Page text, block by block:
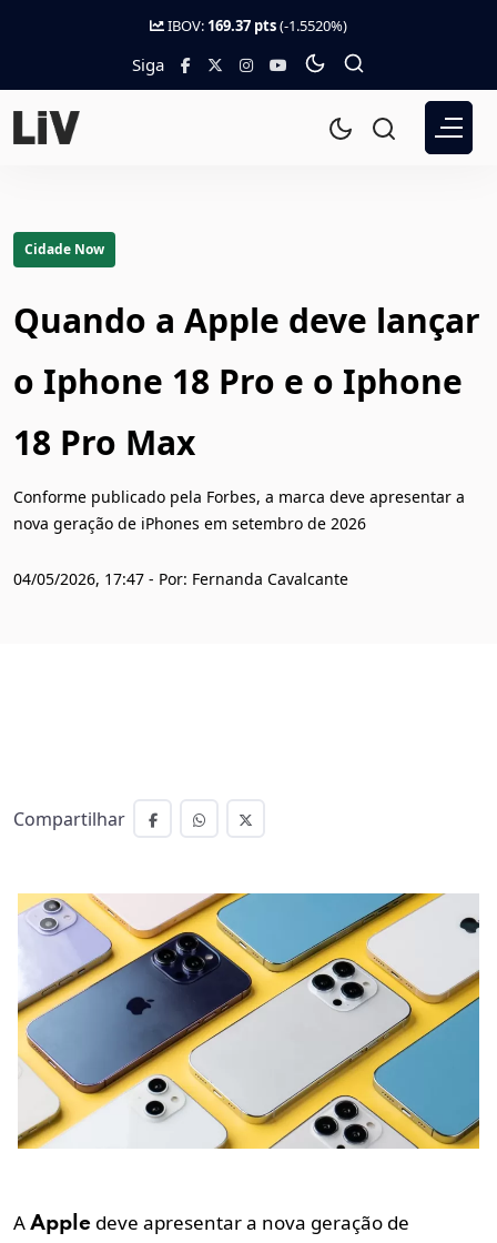
IBOV: 169.37 pts(-1.5520%)
Siga
Cidade Now
Quando a Apple deve lançar
o Iphone 18 Pro e o Iphone
18 Pro Max
Conforme publicado pela Forbes, a marca deve apresentar a
nova geração de iPhones em setembro de 2026
04/05/2026, 17:47 - Por: Fernanda Cavalcante
Compartilhar
A Apple deve apresentar a nova geração de